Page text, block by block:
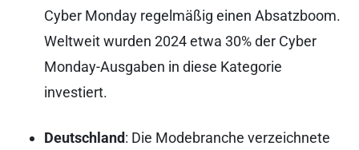
Cyber Monday regelmäßig einen Absatzboom.
Weltweit wurden 2024 etwa 30% der Cyber
Monday-Ausgaben in diese Kategorie
investiert.
Deutschland: Die Modebranche verzeichnete